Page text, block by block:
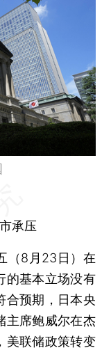
承压
8月23日）在
的基本立场没有
合预期，日本央
主席鲍威尔在杰
美联储政策转变